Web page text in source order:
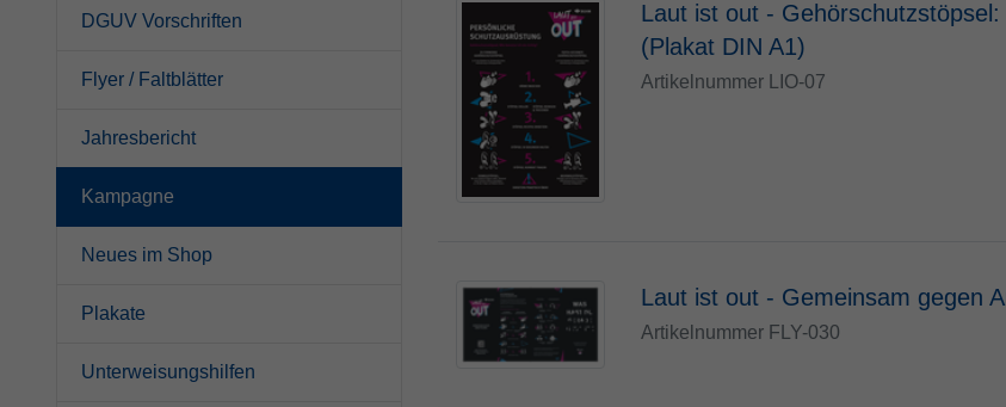
DGUV Vorschriften
Flyer / Faltblätter
Jahresbericht
Kampagne
Neues im Shop
Plakate
Unterweisungshilfen
Laut ist out -
(Plakat DIN A1)
Artikelnummer LIO-07
Laut ist out - Gemeinsam gegen
Artikelnummer FLY-030
Zweck
Dieses Cookie ist ein Standard-Session-
von TYPO3. Es speichert im Falle eines
Benutzer-Logins die Session ID mithilfe
Anbieter php
Laufzeit Ende der Sitzung